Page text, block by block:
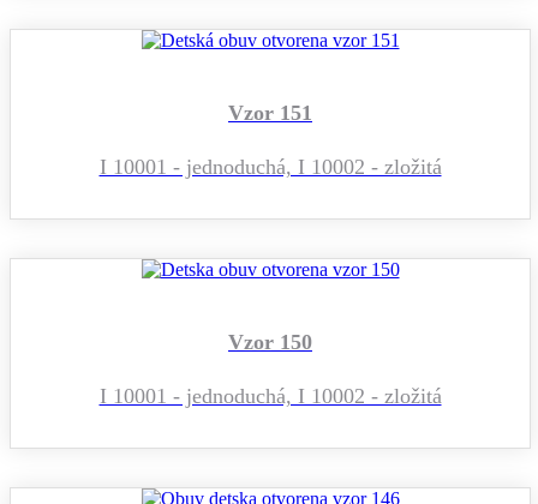
Vzor 151
I 10001 - jednoduchá, I 10002 - zložitá
Vzor 150
I 10001 - jednoduchá, I 10002 - zložitá